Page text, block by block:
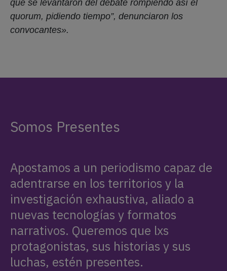
que se levantaron del debate rompiendo así el
quorum, pidiendo tiempo”, denunciaron los
convocantes».
Somos Presentes
Apostamos a un periodismo capaz de
adentrarse en los territorios y la
investigación exhaustiva, aliado a
nuevas tecnologías y formatos
narrativos. Queremos que lxs
protagonistas, sus historias y sus
luchas, estén presentes.